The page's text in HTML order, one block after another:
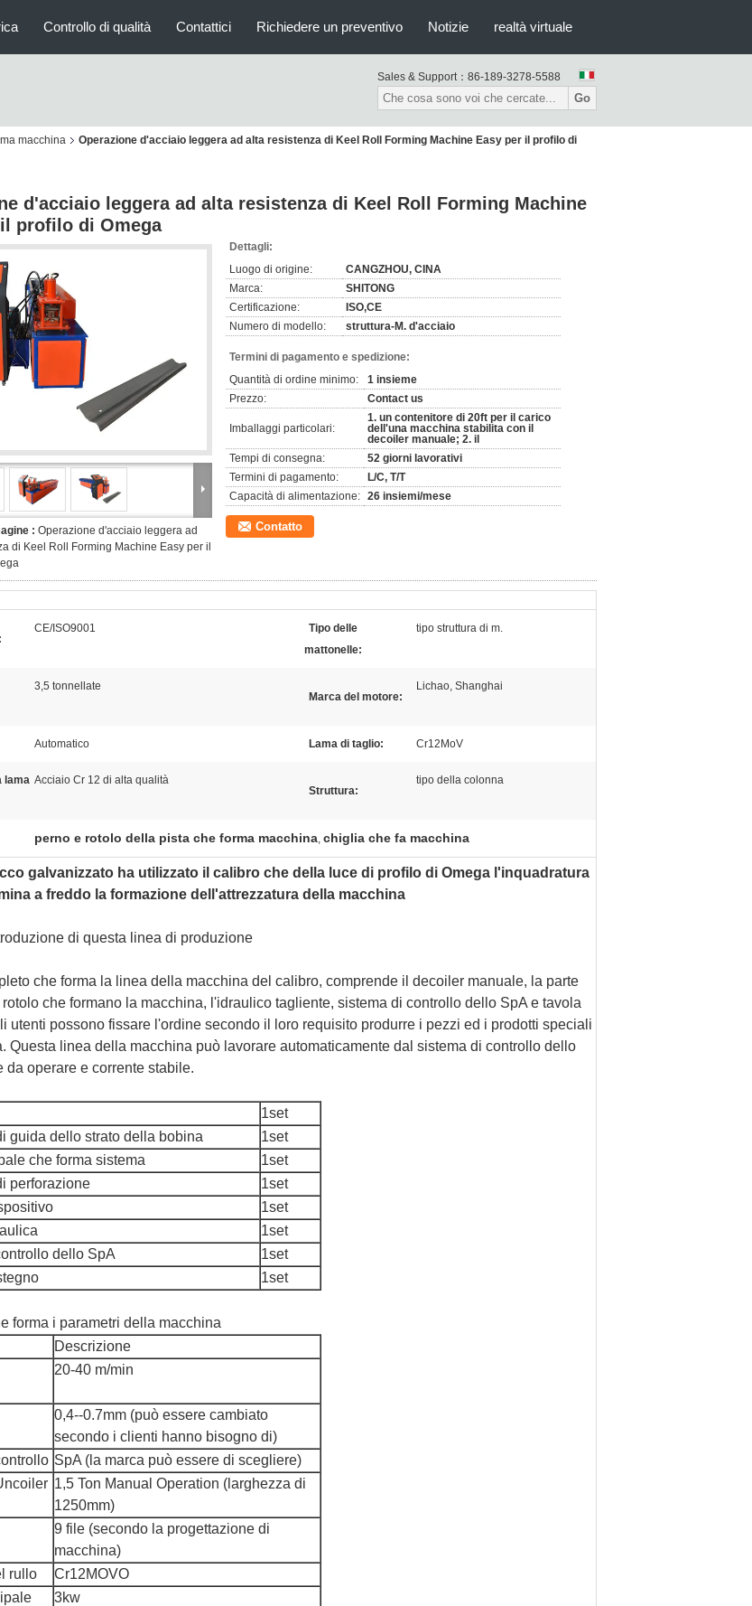
Controllo di qualità Contattici Richiedere un preventivo Notizie realtà virtuale
Sales & Support： 86-189-3278-5588
Go
macchina Operazione d'acciaio leggera ad alta resistenza di Keel Roll Forming Machine Easy per il profilo di
d'acciaio leggera ad alta resistenza di Keel Roll Forming Machine
profilo di Omega
: Operazione d'acciaio leggera ad
di Keel Roll Forming Machine Easy per il
Dettagli:
Luogo di origine:
CANGZHOU, CINA
Marca:
SHITONG
Certificazione:
ISO,CE
Numero di modello:
struttura-M. d'acciaio
Termini di pagamento e spedizione:
Quantità di ordine minimo:
1 insieme
Prezzo:
Contact us
Imballaggi particolari:
1. un contenitore di 20ft per il carico
dell'una macchina stabilita con il
decoiler manuale; 2. il
Tempi di consegna:
52 giorni lavorativi
Termini di pagamento:
L/C, T/T
Capacità di alimentazione: 26 insiemi/mese
Contatto
CE/ISO9001
Tipo delle
mattonelle:
tipo struttura di m.
3,5 tonnellate
Marca del motore:
Lichao, Shanghai
Automatico Lama di taglio: Cr12MoV
lama Acciaio Cr 12 di alta qualità
Struttura:
tipo della colonna
perno e rotolo della pista che forma macchina, chiglia che fa macchina
galvanizzato ha utilizzato il calibro che della luce di profilo di Omega l'inquadratura
a freddo la formazione dell'attrezzatura della macchina
di questa linea di produzione
che forma la linea della macchina del calibro, comprende il decoiler manuale, la parte
che formano la macchina, l'idraulico tagliente, sistema di controllo dello SpA e tavola
utenti possono fissare l'ordine secondo il loro requisito produrre i pezzi ed i prodotti speciali
Questa linea della macchina può lavorare automaticamente dal sistema di controllo dello
da operare e corrente stabile.
1set
guida dello strato della bobina
1set
che forma sistema
1set
perforazione
1set
1set
1set
dello SpA
1set
1set
forma i parametri della macchina
Descrizione
20-40 m/min
0,4--0.7mm (può essere cambiato
secondo i clienti hanno bisogno di)
SpA (la marca può essere di scegliere)
1,5 Ton Manual Operation (larghezza di
1250mm)
9 file (secondo la progettazione di
macchina)
rullo
Cr12MOVO
3kw